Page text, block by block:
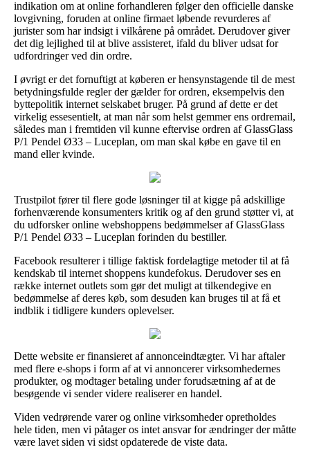
indikation om at online forhandleren følger den officielle danske
lovgivning, foruden at online firmaet løbende revurderes af
jurister som har indsigt i vilkårene på området. Derudover giver
det dig lejlighed til at blive assisteret, ifald du bliver udsat for
udfordringer ved din ordre.
I øvrigt er det fornuftigt at køberen er hensynstagende til de mest
betydningsfulde regler der gælder for ordren, eksempelvis den
byttepolitik internet selskabet bruger. På grund af dette er det
virkelig essesentielt, at man når som helst gemmer ens ordremail,
således man i fremtiden vil kunne eftervise ordren af GlassGlass
P/1 Pendel Ø33 – Luceplan, om man skal købe en gave til en
mand eller kvinde.
Trustpilot fører til flere gode løsninger til at kigge på adskillige
forhenværende konsumenters kritik og af den grund støtter vi, at
du udforsker online webshoppens bedømmelser af GlassGlass
P/1 Pendel Ø33 – Luceplan forinden du bestiller.
Facebook resulterer i tillige faktisk fordelagtige metoder til at få
kendskab til internet shoppens kundefokus. Derudover ses en
række internet outlets som gør det muligt at tilkendegive en
bedømmelse af deres køb, som desuden kan bruges til at få et
indblik i tidligere kunders oplevelser.
Dette website er finansieret af annonceindtægter. Vi har aftaler
med flere e-shops i form af at vi annoncerer virksomhedernes
produkter, og modtager betaling under forudsætning af at de
besøgende vi sender videre realiserer en handel.
Viden vedrørende varer og online virksomheder opretholdes
hele tiden, men vi påtager os intet ansvar for ændringer der måtte
være lavet siden vi sidst opdaterede de viste data.